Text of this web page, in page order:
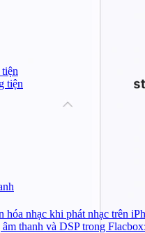
tiện
hóa nhạc khi phát nhạc trên
thanh và DSP trong